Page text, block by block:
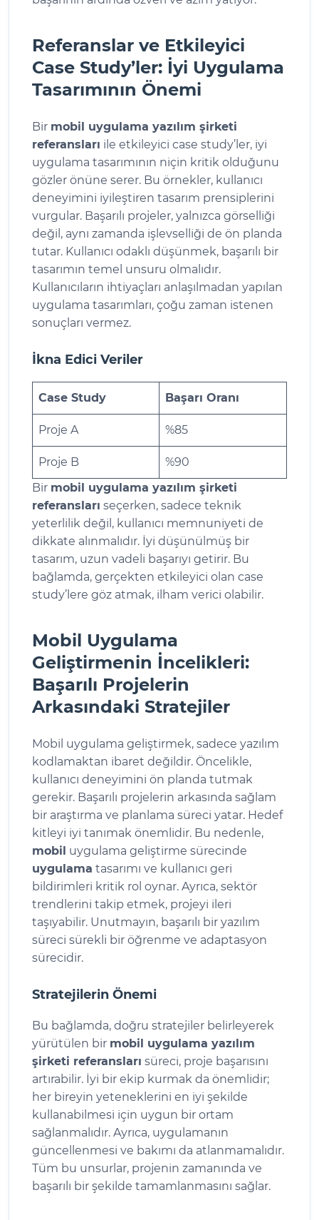
Referanslar ve Etkileyici
Case Study’ler: İyi Uygulama
Tasarımının Önemi
Bir mobil uygulama yazılım şirketi
referansları ile etkileyici case study’ler, iyi
uygulama tasarımının niçin kritik olduğunu
gözler önüne serer. Bu örnekler, kullanıcı
deneyimini iyileştiren tasarım prensiplerini
vurgular. Başarılı projeler, yalnızca görselliği
değil, aynı zamanda işlevselliği de ön planda
tutar. Kullanıcı odaklı düşünmek, başarılı bir
tasarımın temel unsuru olmalıdır.
Kullanıcıların ihtiyaçları anlaşılmadan yapılan
uygulama tasarımları, çoğu zaman istenen
sonuçları vermez.
İkna Edici Veriler
Case Study Başarı Oranı
Proje A %85
Proje B
%90
Bir mobil uygulama yazılım şirketi
referansları seçerken, sadece teknik
yeterlilik değil, kullanıcı memnuniyeti de
dikkate alınmalıdır. İyi düşünülmüş bir
tasarım, uzun vadeli başarıyı getirir. Bu
bağlamda, gerçekten etkileyici olan case
study’lere göz atmak, ilham verici olabilir.
Mobil Uygulama
Geliştirmenin İncelikleri:
Başarılı Projelerin
Arkasındaki Stratejiler
Mobil uygulama geliştirmek, sadece yazılım
kodlamaktan ibaret değildir. Öncelikle,
kullanıcı deneyimini ön planda tutmak
gerekir. Başarılı projelerin arkasında sağlam
bir araştırma ve planlama süreci yatar. Hedef
kitleyi iyi tanımak önemlidir. Bu nedenle,
mobil uygulama geliştirme sürecinde
uygulama tasarımı ve kullanıcı geri
bildirimleri kritik rol oynar. Ayrıca, sektör
trendlerini takip etmek, projeyi ileri
taşıyabilir. Unutmayın, başarılı bir yazılım
süreci sürekli bir öğrenme ve adaptasyon
sürecidir.
Stratejilerin Önemi
Bu bağlamda, doğru stratejiler belirleyerek
yürütülen bir mobil uygulama yazılım
şirketi referansları süreci, proje başarısını
artırabilir. İyi bir ekip kurmak da önemlidir;
her bireyin yeteneklerini en iyi şekilde
kullanabilmesi için uygun bir ortam
sağlanmalıdır. Ayrıca, uygulamanın
güncellenmesi ve bakımı da atlanmamalıdır.
Tüm bu unsurlar, projenin zamanında ve
başarılı bir şekilde tamamlanmasını sağlar.